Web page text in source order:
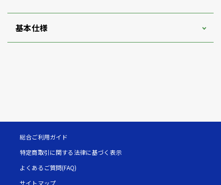
基本仕様
総合ご利用ガイド
特定商取引に関する法律に基づく表示
よくあるご質問(FAQ)
サイトマップ